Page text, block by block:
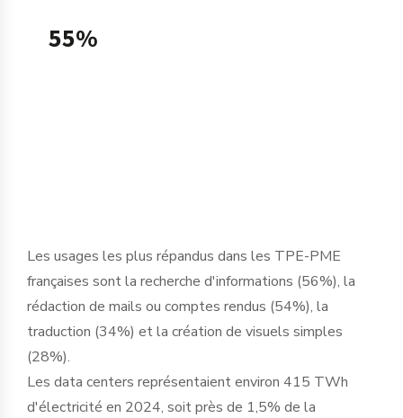
55%
Les usages les plus répandus dans les TPE-PME
françaises sont la recherche d'informations (56%), la
rédaction de mails ou comptes rendus (54%), la
traduction (34%) et la création de visuels simples
(28%).
Les data centers représentaient environ 415 TWh
d'électricité en 2024, soit près de 1,5% de la